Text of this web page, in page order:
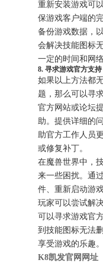
重新安装游戏可
保游戏客户端的
备份游戏数据，
会解决技能图标
一定的时间和网络
8. 寻求游戏官方支持
如果以上方法都
题，那么可以寻
官方网站或论坛
助。提供详细的
助官方工作人员
或修复补丁。
在魔兽世界中，
来一些困扰。通
件、重新启动游
玩家可以尝试解
可以寻求游戏官
到技能图标无法
享受游戏的乐趣。
K8凯发官网网址